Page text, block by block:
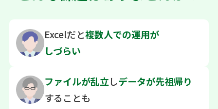
Excelだと複数人での運用が
しづらい
ファイルが乱立しデータが先祖帰り
することも